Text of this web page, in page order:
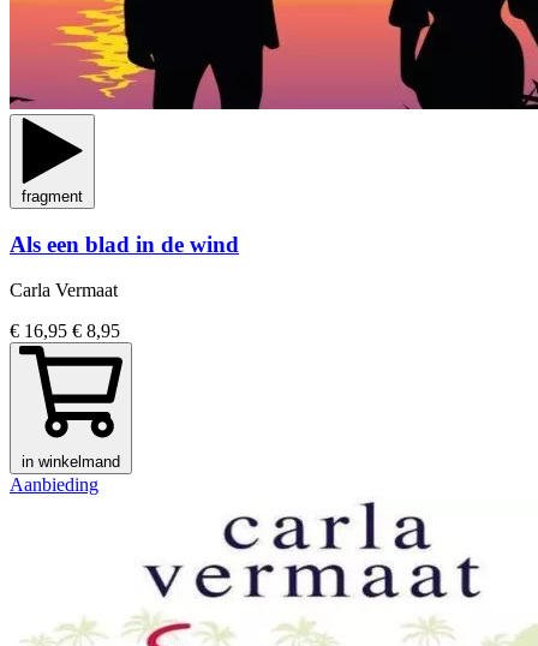
fragment
Als een blad in de wind
Carla Vermaat
€ 16,95 € 8,95
in winkelmand
Aanbieding